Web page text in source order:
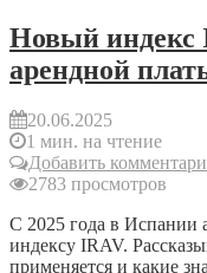
Новый индекс
арендной
20.06.2025
1 мин. на чтение
Добавить
2783 просмотров
С 2025 года в Испании
индексу IRAV.
применяется и какие